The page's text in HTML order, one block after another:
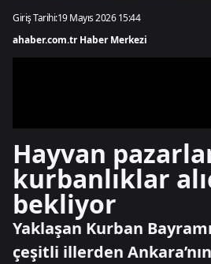
Giriş Tarihi:19 Mayıs 2026 15:44
ahaber.com.tr Haber Merkezi
Hayvan
kurbanlıklar
bekliyor
Yaklaşan Kurban
çeşitli illerden